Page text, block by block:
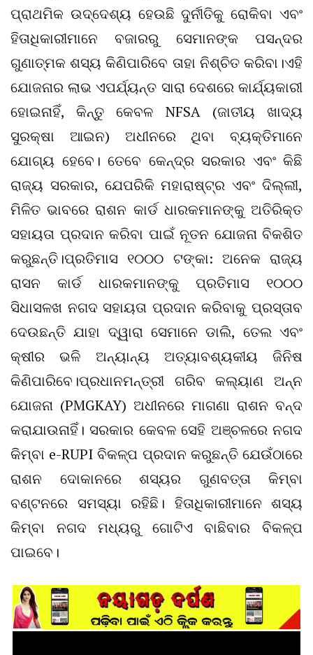
ପ୍ରାଥମିକ ଉଦ୍ଦେଶ୍ୟ ହେଉଛି ଦୁର୍ନୀତିକୁ ରୋକିବା ଏବଂ
ହିତାଧିକାରୀମାନେ ବଜାରରୁ ସେମାନଙ୍କ ପସନ୍ଦର
ଗୁଣାତ୍ମକ ଶସ୍ୟ କିଣିପାରିବେ ତାହା ନିଶ୍ଚିତ କରିବା।ଏହି
ଯୋଜନାର ଲାଭ ଏପର୍ଯ୍ୟନ୍ତ ସାରା ଦେଶରେ କାର୍ଯ୍ୟକାରୀ
ହୋଇନାହିଁ, କିନ୍ତୁ କେବଳ NFSA (ଜାତୀୟ ଖାଦ୍ୟ
ସୁରକ୍ଷା ଆଇନ) ଅଧୀନରେ ଥିବା ବ୍ୟକ୍ତିମାନେ
ଯୋଗ୍ୟ ହେବେ। ତେବେ କେନ୍ଦ୍ର ସରକାର ଏବଂ କିଛି
ରାଜ୍ୟ ସରକାର, ଯେପରିକି ମହାରାଷ୍ଟ୍ର ଏବଂ ଦିଲ୍ଲୀ,
ମିଳିତ ଭାବରେ ରାଶନ କାର୍ଡ ଧାରକମାନଙ୍କୁ ଅତିରିକ୍ତ
ସହାୟତା ପ୍ରଦାନ କରିବା ପାଇଁ ନୂତନ ଯୋଜନା ବିକଶିତ
କରୁଛନ୍ତି।ପ୍ରତିମାସ ୧୦୦୦ ଟଙ୍କା: ଅନେକ ରାଜ୍ୟ
ରାସନ କାର୍ଡ ଧାରକମାନଙ୍କୁ ପ୍ରତିମାସ ୧୦୦୦
ସିଧାସଳଖ ନଗଦ ସହାୟତା ପ୍ରଦାନ କରିବାକୁ ପ୍ରସ୍ତାବ
ଦେଉଛନ୍ତି ଯାହା ଦ୍ୱାରା ସେମାନେ ଡାଲି, ତେଲ ଏବଂ
କ୍ଷୀର ଭଳି ଅନ୍ୟାନ୍ୟ ଅତ୍ୟାବଶ୍ୟକୀୟ ଜିନିଷ
କିଣିପାରିବେ।ପ୍ରଧାନମନ୍ତ୍ରୀ ଗରିବ କଲ୍ୟାଣ ଅନ୍ନ
ଯୋଜନା (PMGKAY) ଅଧୀନରେ ମାଗଣା ରାଶନ ବନ୍ଦ
କରାଯାଉନାହିଁ। ସରକାର କେବଳ ସେହି ଅଞ୍ଚଳରେ ନଗଦ
କିମ୍ବା e-RUPI ବିକଳ୍ପ ପ୍ରଦାନ କରୁଛନ୍ତି ଯେଉଁଠାରେ
ରାଶନ ଦୋକାନରେ ଶସ୍ୟର ଗୁଣବତ୍ତା କିମ୍ବା
ବଣ୍ଟନରେ ସମସ୍ୟା ରହିଛି। ହିତାଧିକାରୀମାନେ ଶସ୍ୟ
କିମ୍ବା ନଗଦ ମଧ୍ୟରୁ ଗୋଟିଏ ବାଛିବାର ବିକଳ୍ପ
ପାଇବେ।